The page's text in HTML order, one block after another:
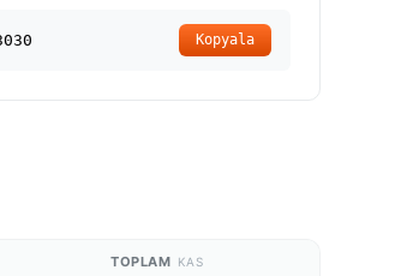
Kopyala
TOPLAM KAS